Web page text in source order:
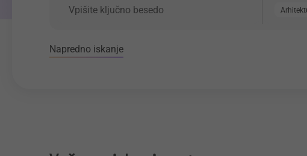
Napredno iskanje